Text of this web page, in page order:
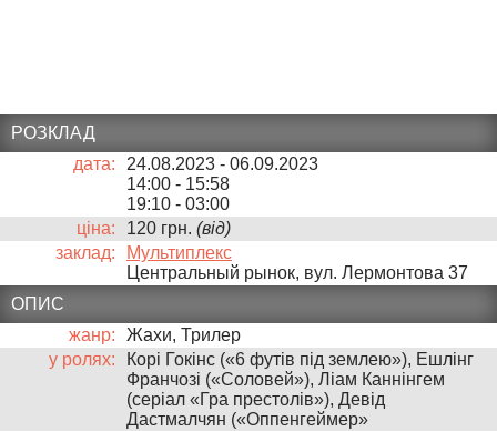
РОЗКЛАД
дата:
24.08.2023 - 06.09.2023
14:00 - 15:58
19:10 - 03:00
ціна:
120 грн. (від)
заклад:
Мультиплекс
Центральный рынок, вул. Лермонтова 37
ОПИС
жанр:
Жахи, Трилер
у ролях:
Корі Гокінс («6 футів під землею»), Ешлінг
Франчозі («Соловей»), Ліам Каннінгем
(серіал «Гра престолів»), Девід
Дастмалчян («Оппенгеймер»